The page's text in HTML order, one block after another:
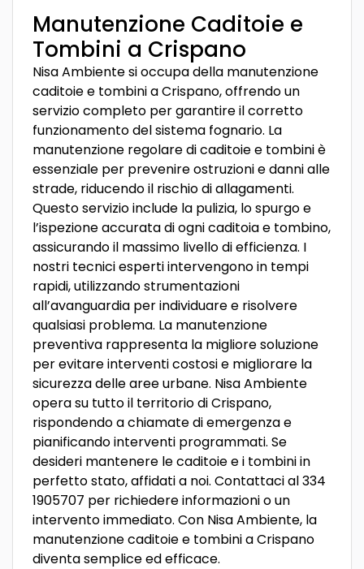
Manutenzione Caditoie e
Tombini a Crispano
Nisa Ambiente si occupa della manutenzione
caditoie e tombini a Crispano, offrendo un
servizio completo per garantire il corretto
funzionamento del sistema fognario. La
manutenzione regolare di caditoie e tombini è
essenziale per prevenire ostruzioni e danni alle
strade, riducendo il rischio di allagamenti.
Questo servizio include la pulizia, lo spurgo e
l’ispezione accurata di ogni caditoia e tombino,
assicurando il massimo livello di efficienza. I
nostri tecnici esperti intervengono in tempi
rapidi, utilizzando strumentazioni
all’avanguardia per individuare e risolvere
qualsiasi problema. La manutenzione
preventiva rappresenta la migliore soluzione
per evitare interventi costosi e migliorare la
sicurezza delle aree urbane. Nisa Ambiente
opera su tutto il territorio di Crispano,
rispondendo a chiamate di emergenza e
pianificando interventi programmati. Se
desideri mantenere le caditoie e i tombini in
perfetto stato, affidati a noi. Contattaci al 334
1905707 per richiedere informazioni o un
intervento immediato. Con Nisa Ambiente, la
manutenzione caditoie e tombini a Crispano
diventa semplice ed efficace.